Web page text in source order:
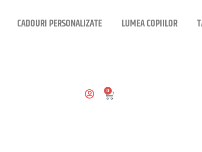
CADOURI PERSONALIZATE LUMEA COPIILOR
0